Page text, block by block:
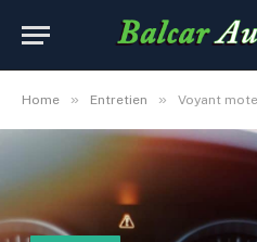
Home » Entretien » Voyant moteur